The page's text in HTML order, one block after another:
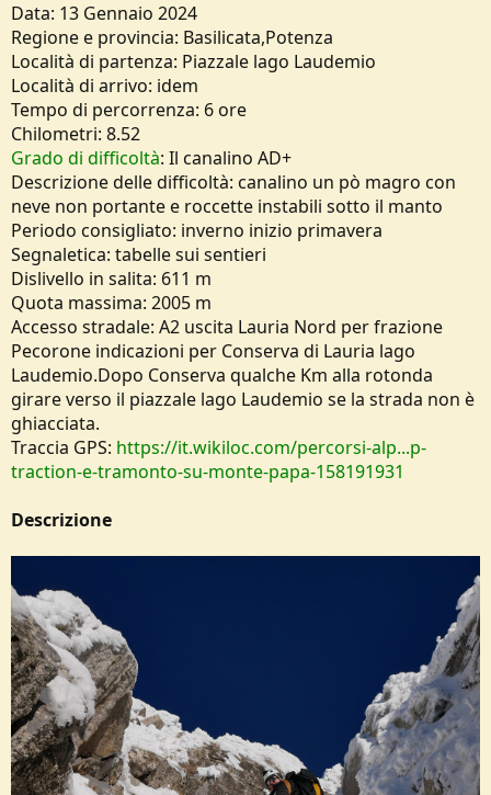
o
n
e
Data: 13 Gennaio 2024
Regione e provincia: Basilicata,Potenza
Località di partenza: Piazzale lago Laudemio
Località di arrivo: idem
Tempo di percorrenza: 6 ore
Chilometri: 8.52
Grado di difficoltà: Il canalino AD+
Descrizione delle difficoltà: canalino un pò magro con
neve non portante e roccette instabili sotto il manto
Periodo consigliato: inverno inizio primavera
Segnaletica: tabelle sui sentieri
Dislivello in salita: 611 m
Quota massima: 2005 m
Accesso stradale: A2 uscita Lauria Nord per frazione
Pecorone indicazioni per Conserva di Lauria lago
Laudemio.Dopo Conserva qualche Km alla rotonda
girare verso il piazzale lago Laudemio se la strada non è
ghiacciata.
Traccia GPS: https://it.wikiloc.com/percorsi-alp...p-
traction-e-tramonto-su-monte-papa-158191931
Descrizione